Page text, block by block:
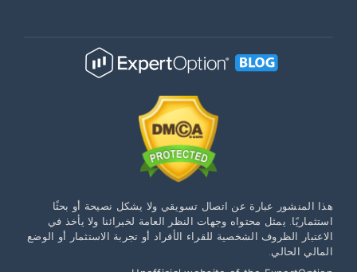
هذا المنشور عبارة عن اتصال تسويقي ولا يشكل نصيحة أو بحثًا
استثماريًا. يمثل محتواه وجهات النظر العامة لخبرائنا ولا يأخذ في
الاعتبار الظروف الشخصية للقراء الأفراد أو تجربة الاستثمار أو الوضع
المالي الحالي.